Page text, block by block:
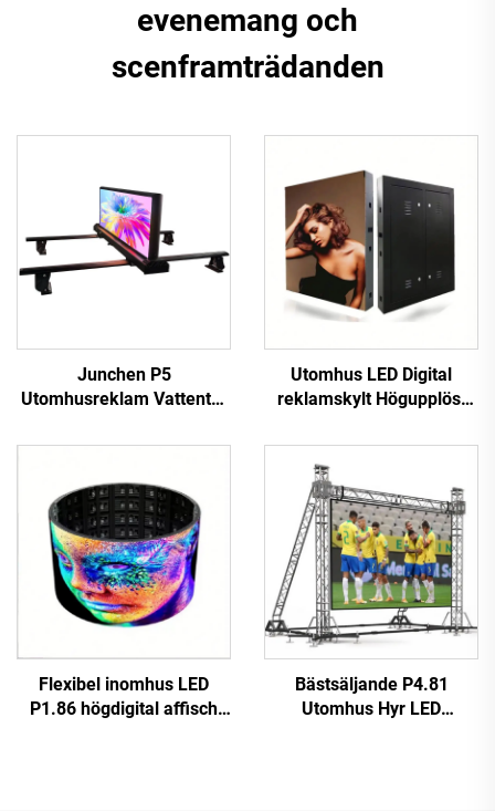
evenemang och
scenframträdanden
Junchen P5
Utomhusreklam Vattentät
Taxibilar Videovägg
reklamskärm för bilar
Utomhus LED Digital
reklamskylt Högupplöst
prestanda P10 LED
Videovägg
Jordglovarskärm
Flexibel inomhus LED
P1.86 högdigital affisch
Bästsäljande P4.81
Utomhus Hyr LED